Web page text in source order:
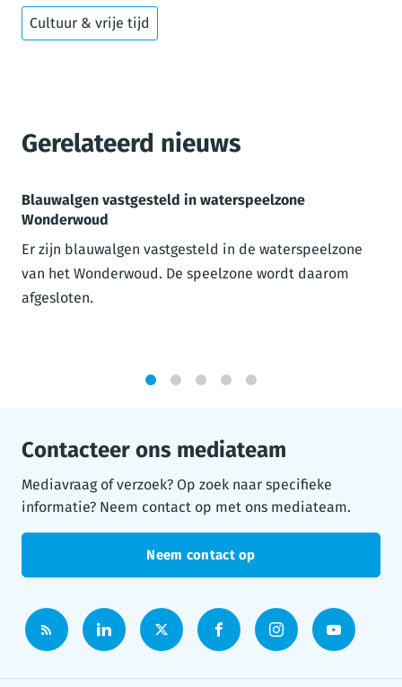
Cultuur & vrije tijd
Gerelateerd nieuws
Blauwalgen vastgesteld in waterspeelzone
Wonderwoud
Er zijn blauwalgen vastgesteld in de waterspeelzone
van het Wonderwoud. De speelzone wordt daarom
afgesloten.
Contacteer ons mediateam
Mediavraag of verzoek? Op zoek naar specifieke
informatie? Neem contact op met ons mediateam.
Neem contact op